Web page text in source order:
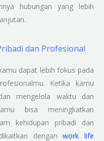
hubungan yang lebih
dan Profesional
dapat lebih fokus pada
Ketika kamu
mengelola waktu dan
bisa meningkatkan
kehidupan pribadi dan
denganwork life